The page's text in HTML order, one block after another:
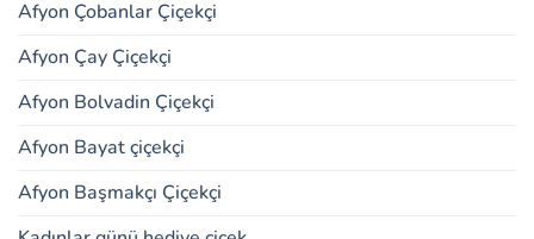
Afyon Çobanlar Çiçekçi
Afyon Çay Çiçekçi
Afyon Bolvadin Çiçekçi
Afyon Bayat çiçekçi
Afyon Başmakçı Çiçekçi